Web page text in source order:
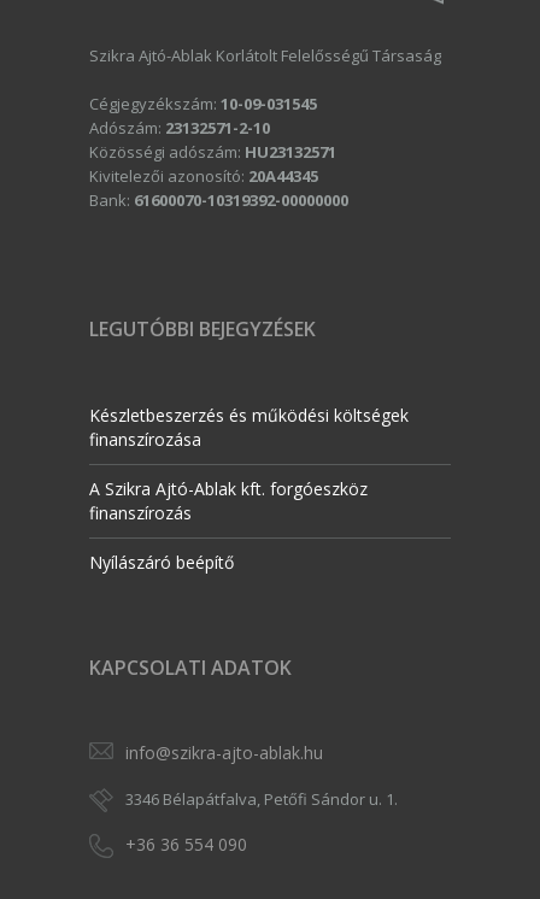
Szikra Ajtó-Ablak Korlátolt Felelősségű Társaság
Cégjegyzékszám: 10-09-031545
Adószám: 23132571-2-10
Közösségi adószám: HU23132571
Kivitelezői azonosító: 20A44345
Bank: 61600070-10319392-00000000
LEGUTÓBBI BEJEGYZÉSEK
Készletbeszerzés és működési költségek
finanszírozása
A Szikra Ajtó-Ablak kft. forgóeszköz
finanszírozás
Nyílászáró beépítő
KAPCSOLATI ADATOK
info@szikra-ajto-ablak.hu
3346 Bélapátfalva, Petőfi Sándor u. 1.
+36 36 554 090